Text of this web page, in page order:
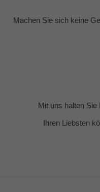
Machen Sie sich keine
Mit uns halten
Ihren Liebsten